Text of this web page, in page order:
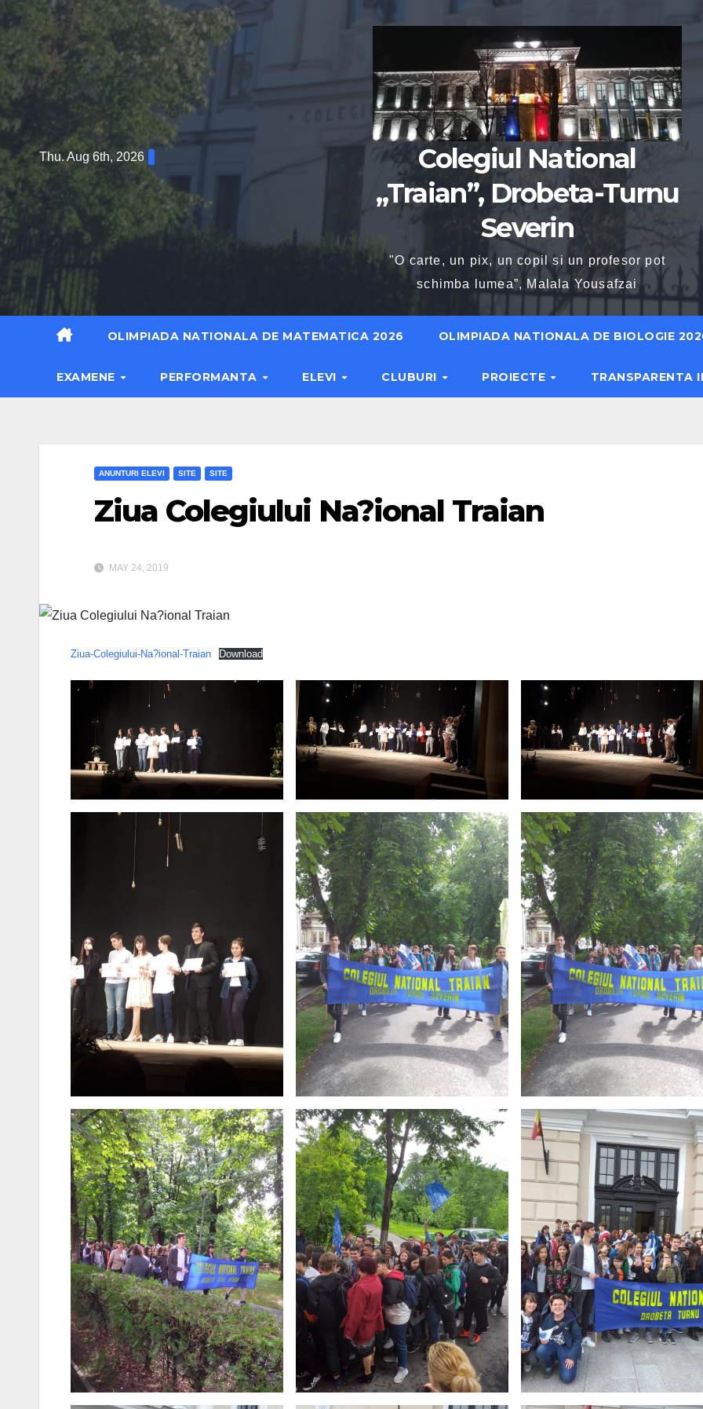
Thu. Aug 6th, 2026
Colegiul National
„Traian”, Drobeta-Turnu
Severin
"O carte, un pix, un copil si un profesor pot
schimba lumea”, Malala Yousafzai
OLIMPIADA NATIONALA DE MATEMATICA 2026 OLIMPIADA NATIONALA DE BIOLOGIE
EXAMENE PERFORMANTA ELEVI CLUBURI PROIECTE
ANUNTURI ELEVI SITE SITE
Ziua Colegiului Na?ional Traian
MAY 24, 2019
Ziua-Colegiului-Na?ional-Traian Download